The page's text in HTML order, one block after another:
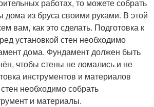
работах, то можете собрать
дома из бруса своими руками. В этой
вам, как это сделать. Подготовка к
установкой стен необходимо
дома. Фундамент должен быть
чтобы стены не ломались и не
инструментов и материалов
необходимо собрать
и материалы.